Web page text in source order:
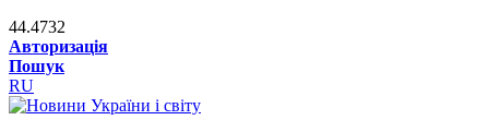
44.4732
Авторизація
Пошук
RU